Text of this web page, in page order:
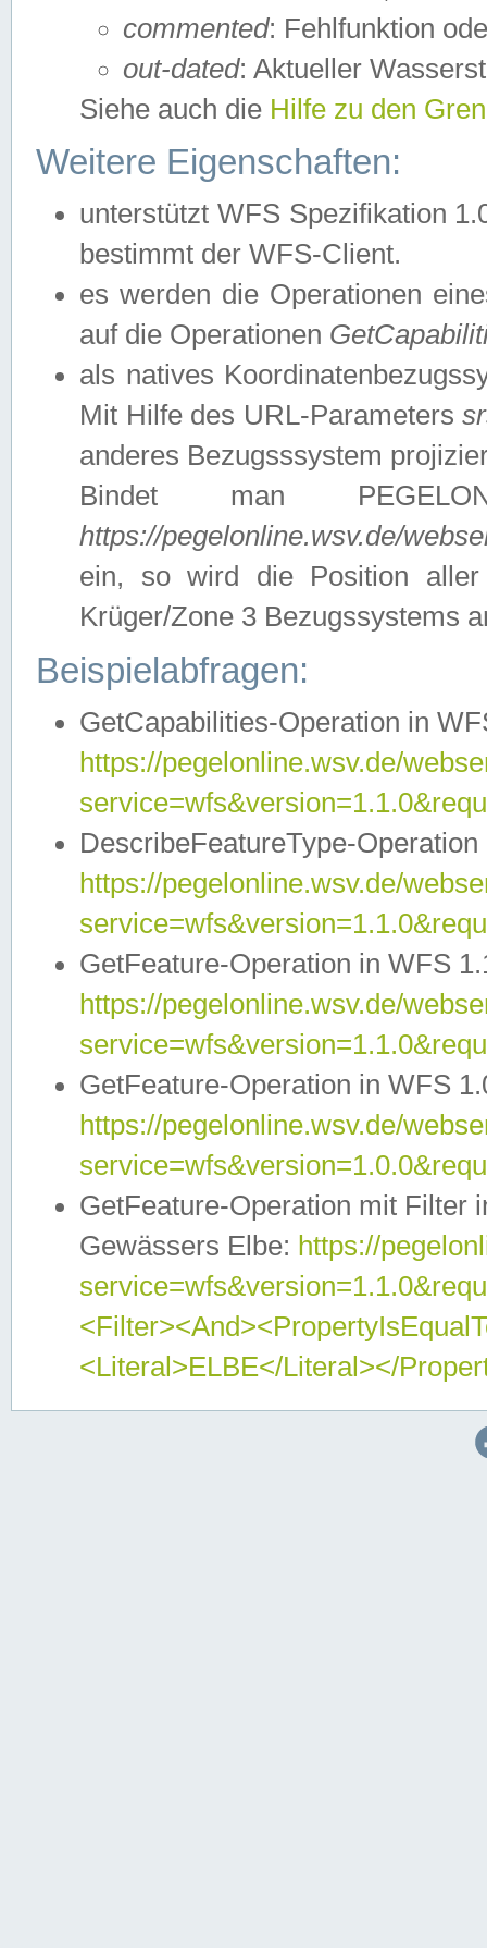
commented: Fehlfunktion
out-dated: Aktueller
Siehe auch die Hilfe zu den
Weitere Eigenschaften:
unterstützt WFS Spezifikation
bestimmt der WFS-Client.
es werden die Operationen
auf die Operationen
als natives
Mit Hilfe des URL-Parameters
anderes Bezugsssystem
Bindet man
https://pegelonline.wsv.de/
ein, so wird die Position
Krüger/Zone 3 Bezugssystems
Beispielabfragen:
GetCapabilities-Operation in
https://pegelonline.wsv.de/
DescribeFeatureType-
https://pegelonline.wsv.de/
GetFeature-Operation in WFS
https://pegelonline.wsv.de/
GetFeature-Operation in WFS
https://pegelonline.wsv.de/
GetFeature-Operation mit Filter
Gewässers Elbe: https://
<Literal>ELBE</Literal></